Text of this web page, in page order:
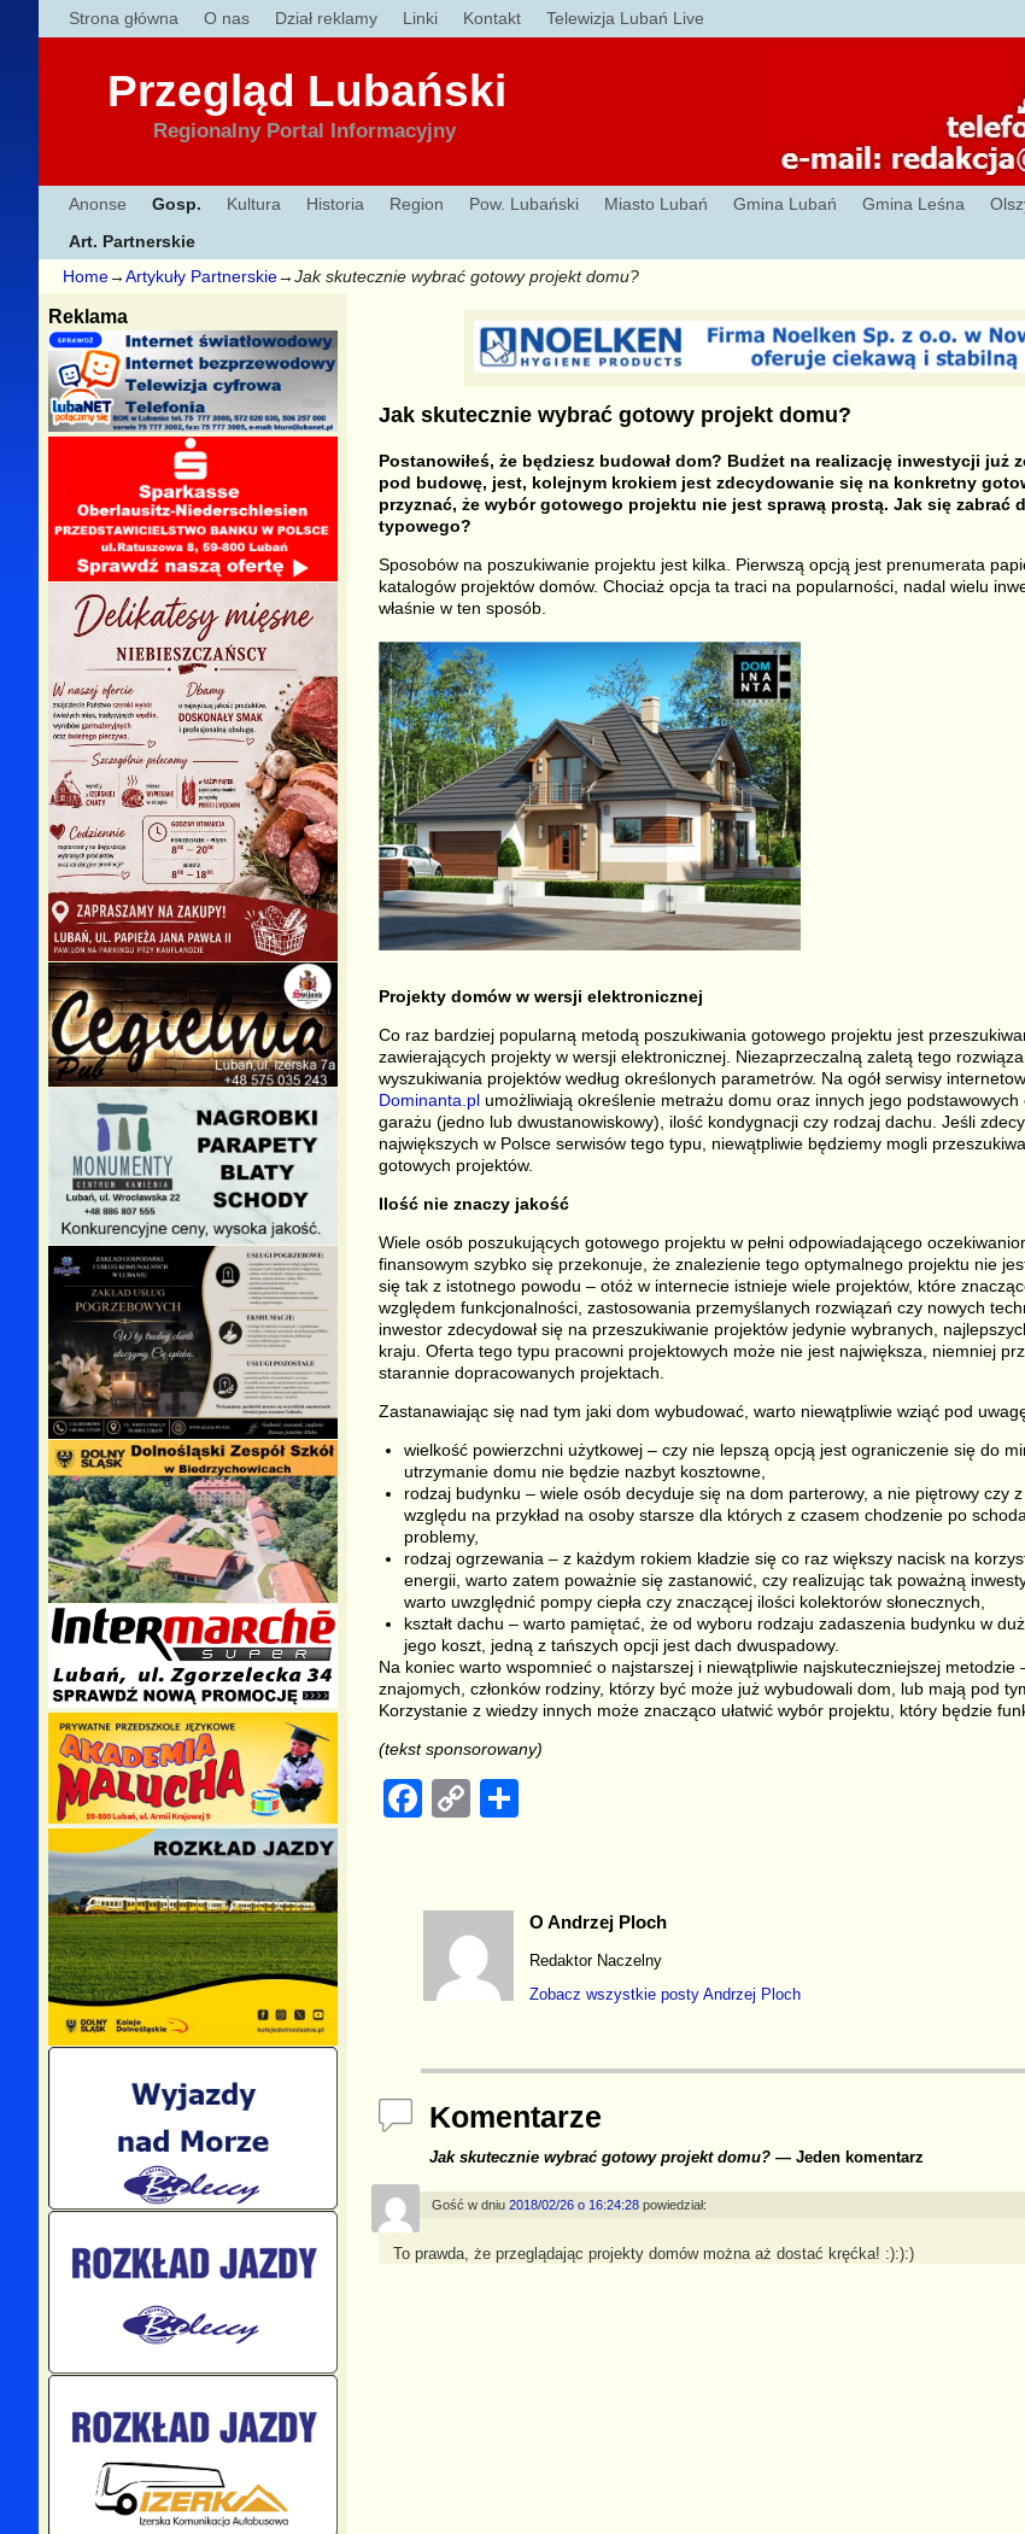
Strona główna O nas Dział reklamy Linki Kontakt Telewizja Lubań Live
Przegląd Lubański
Regionalny Portal Informacyjny
Anonse Gosp. Kultura Historia Region Pow. Lubański Miasto Lubań Gmina Lubań Gmina Leśna
Art. Partnerskie
Home→Artykuły Partnerskie→Jak skutecznie wybrać gotowy projekt domu?
Jak skutecznie wybrać gotowy projekt domu?
Postanowiłeś, że będziesz budował dom? Budżet na realizację inwestycji już
pod budowę, jest, kolejnym krokiem jest zdecydowanie się na konkretny
przyznać, że wybór gotowego projektu nie jest sprawą prostą. Jak się zabrać
typowego?
Sposobów na poszukiwanie projektu jest kilka. Pierwszą opcją jest prenumerata
katalogów projektów domów. Chociaż opcja ta traci na popularności, nadal wielu
właśnie w ten sposób.
Projekty domów w wersji elektronicznej
Co raz bardziej popularną metodą poszukiwania gotowego projektu jest
zawierających projekty w wersji elektronicznej. Niezaprzeczalną zaletą tego
wyszukiwania projektów według określonych parametrów. Na ogół serwisy
Dominanta.plumożliwiają określenie metrażu domu oraz innych jego podstawowych
garażu (jedno lub dwustanowiskowy), ilość kondygnacji czy rodzaj dachu. Jeśli
największych w Polsce serwisów tego typu, niewątpliwie będziemy mogli
gotowych projektów.
Ilość nie znaczy jakość
Wiele osób poszukujących gotowego projektu w pełni odpowiadającego
finansowym szybko się przekonuje, że znalezienie tego optymalnego projektu nie
się tak z istotnego powodu – otóż w internecie istnieje wiele projektów, które
względem funkcjonalności, zastosowania przemyślanych rozwiązań czy nowych
inwestor zdecydował się na przeszukiwanie projektów jedynie wybranych,
kraju. Oferta tego typu pracowni projektowych może nie jest największa, niemniej
starannie dopracowanych projektach.
Zastanawiając się nad tym jaki dom wybudować, warto niewątpliwie wziąć pod
wielkość powierzchni użytkowej – czy nie lepszą opcją jest ograniczenie się do
utrzymanie domu nie będzie nazbyt kosztowne,
rodzaj budynku – wiele osób decyduje się na dom parterowy, a nie piętrowy czy
względu na przykład na osoby starsze dla których z czasem chodzenie po
problemy,
rodzaj ogrzewania – z każdym rokiem kładzie się co raz większy nacisk na
energii, warto zatem poważnie się zastanowić, czy realizując tak poważną
warto uwzględnić pompy ciepła czy znaczącej ilości kolektorów słonecznych,
kształt dachu – warto pamiętać, że od wyboru rodzaju zadaszenia budynku w
jego koszt, jedną z tańszych opcji jest dach dwuspadowy.
Na koniec warto wspomnieć o najstarszej i niewątpliwie najskuteczniejszej metodzie
znajomych, członków rodziny, którzy być może już wybudowali dom, lub mają pod
Korzystanie z wiedzy innych może znacząco ułatwić wybór projektu, który będzie
(tekst sponsorowany)
F
e
o
k
C
y
Li
n
e
O Andrzej Ploch
Redaktor Naczelny
Zobacz wszystkie posty Andrzej Ploch
Komentarze
Jak skutecznie wybrać gotowy projekt domu?— Jeden komentarz
Gość w dniu 2018/02/26 o 16:24:28 powiedział:
To prawda, że przeglądając projekty domów można aż dostać kręćka! :):):)
Reklama